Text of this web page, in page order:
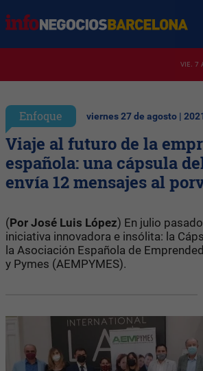
VIE. 7
Enfoque viernes 27 de agosto |
Viaje al futuro de la
española: una cápsula
envía 12 mensajes al
(Por José Luis López) En julio
iniciativa innovadora e insólita: la
la Asociación Española de
y Pymes (AEMPYMES).